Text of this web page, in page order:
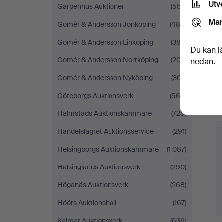
Garpenhus Auktioner
(557)
Gomér & Andersson Jönköping
(480)
Gomér & Andersson Linköping
(383)
Gomér & Andersson Norrköping
(203)
Gomér & Andersson Nyköping
(307)
Göteborgs Auktionsverk
(560)
Halmstads Auktionskammare
(725)
Handelslagret Auktionsservice
(291)
Helsingborgs Auktionskammare
(1 087)
Hälsinglands Auktionsverk
(290)
Höganäs Auktionsverk
(268)
Höörs Auktionshall
(167)
Du kan
nedan.